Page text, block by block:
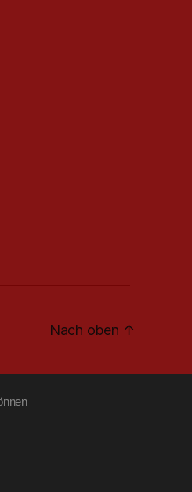
Nach oben ↑